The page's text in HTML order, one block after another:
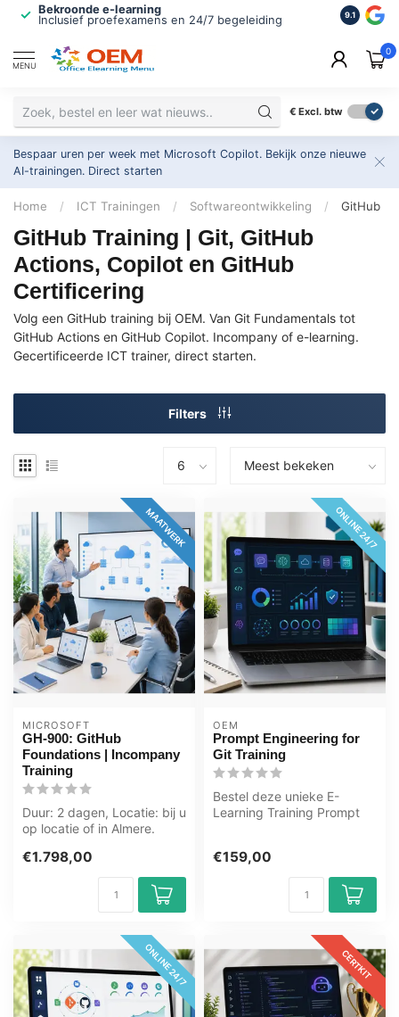
Bekroonde e-learning
Inclusief proefexamens en 24/7 begeleiding
ISO
2.500+
9.1
MENU
0
€ Excl. btw
Bespaar uren per week met Microsoft Copilot. Bekijk onze nieuwe
AI-trainingen. Direct starten
Home / ICT Trainingen / Softwareontwikkeling / GitHub
GitHub Training | Git, GitHub
Actions, Copilot en GitHub
Certificering
Volg een GitHub training bij OEM. Van Git Fundamentals tot
GitHub Actions en GitHub Copilot. Incompany of e-learning.
Gecertificeerde ICT trainer, direct starten.
Filters
MAATWERK
MICROSOFT
GH-900: GitHub
Foundations | Incompany
Training
Duur: 2 dagen, Locatie: bij u
op locatie of in Almere.
€1.798,00
ONLINE 24/7
OEM
Prompt Engineering for
Git Training
Bestel deze unieke E-
Learning Training Prompt
€159,00
ONLINE 24/7 CERTKIT